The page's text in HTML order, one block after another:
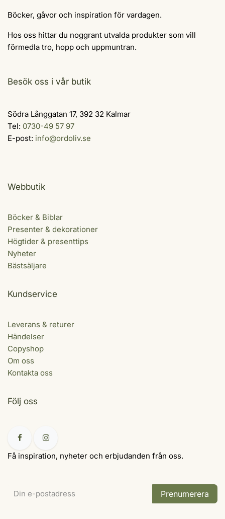
Böcker, gåvor och inspiration för vardagen.
Hos oss hittar du noggrant utvalda produkter som vill
förmedla tro, hopp och uppmuntran.
Besök oss i vår butik
Södra Långgatan 17, 392 32 Kalmar
Tel: 0730-49 57 97
E-post: info@ordoliv.se
Webbutik
Böcker & Biblar
Presenter & dekorationer
Högtider & presenttips
Nyheter
Bästsäljare
Kundservice
Leverans & returer
Händelser
Copyshop
Om oss
Kontakta oss
Följ oss
Få inspiration, nyheter och erbjudanden från oss.
Prenumerera